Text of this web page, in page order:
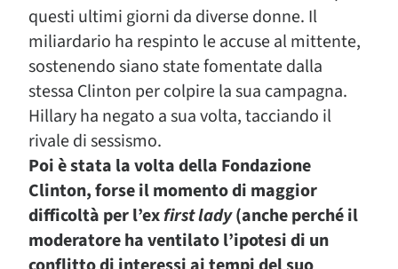
questi ultimi giorni da diverse donne. Il
miliardario ha respinto le accuse al mittente,
sostenendo siano state fomentate dalla
stessa Clinton per colpire la sua campagna.
Hillary ha negato a sua volta, tacciando il
rivale di sessismo.
Poi è stata la volta della Fondazione
Clinton, forse il momento di maggior
difficoltà per l’exfirst lady(anche perché il
moderatore ha ventilato l’ipotesi di un